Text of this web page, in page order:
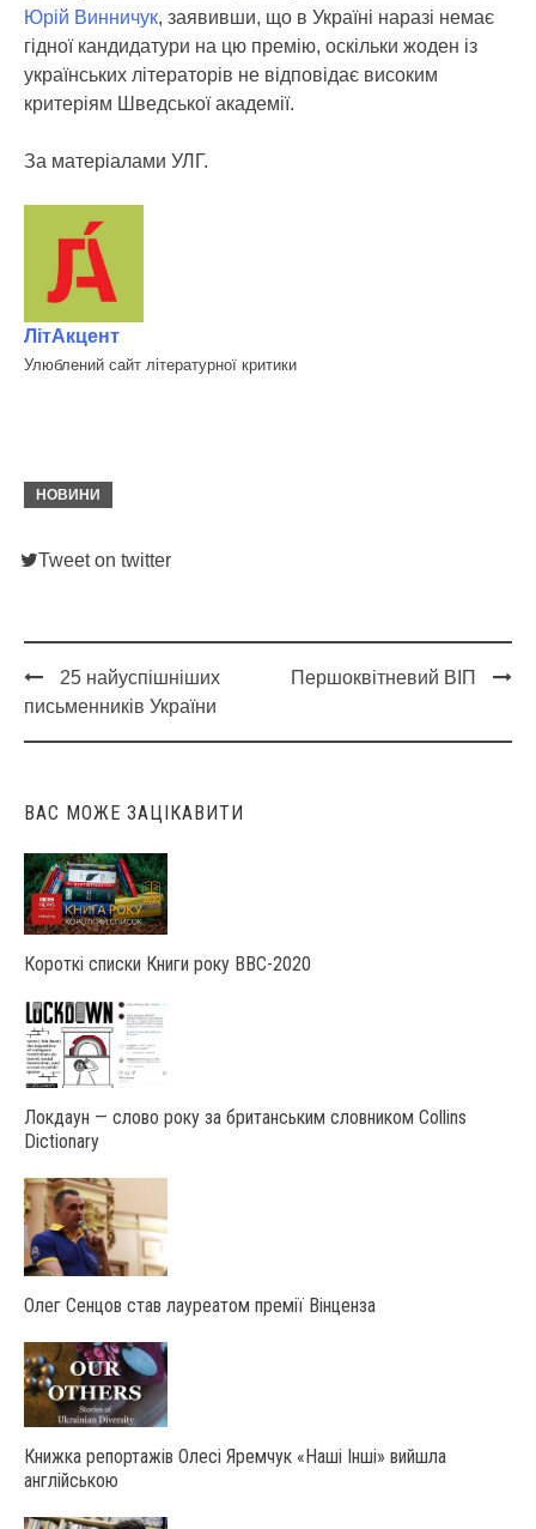
Юрій Винничук, заявивши, що в Україні наразі немає
гідної кандидатури на цю премію, оскільки жоден із
українських літераторів не відповідає високим
критеріям Шведської академії.
За матеріалами УЛГ.
ЛітАкцент
Улюблений сайт літературної критики
НОВИНИ
Tweet on twitter
Post
navigation
25 найуспішніших
письменників України
Першоквітневий ВІП
ВАС МОЖЕ ЗАЦІКАВИТИ
Короткі списки Книги року ВВС-2020
Локдаун — слово року за британським словником Collins
Dictionary
Олег Сенцов став лауреатом премії Вінценза
Книжка репортажів Олесі Яремчук «Наші Інші» вийшла
англійською